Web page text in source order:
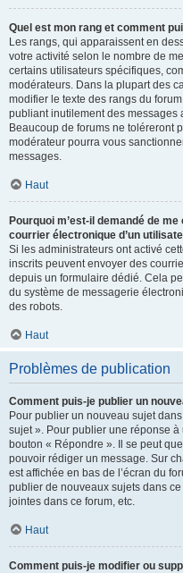
Quel est mon rang et comment
Les rangs, qui apparaissent en
votre activité selon le nombre de
certains utilisateurs spécifiques,
modérateurs. Dans la plupart des
modifier le texte des rangs du
publiant inutilement des messages
Beaucoup de forums ne toléreront
modérateur pourra vous
messages.
Haut
Pourquoi m’est-il demandé de
courrier électronique d’un
Si les administrateurs ont activé
inscrits peuvent envoyer des
depuis un formulaire dédié. Cela
du système de messagerie
des robots.
Haut
Problèmes de publication
Comment puis-je publier un
Pour publier un nouveau sujet
sujet ». Pour publier une réponse
bouton « Répondre ». Il se peut
pouvoir rédiger un message. Sur
est affichée en bas de l’écran du
publier de nouveaux sujets dans
jointes dans ce forum, etc.
Haut
Comment puis-je modifier ou